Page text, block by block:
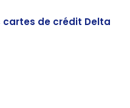
cartes de crédit Delta